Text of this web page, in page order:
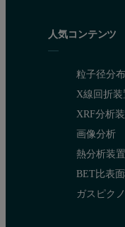
人気コンテンツ
粒子径分
X線回折装
XRF分析
画像分析
熱分析装置
BET比表
ガスピク